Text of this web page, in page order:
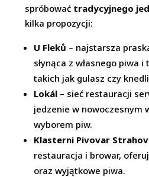
spróbować tradycyjnego
kilka propozycji:
U Fleků – najstarsza
słynąca z własnego piwa
takich jak gulasz czy
Lokál – sieć restauracji
jedzenie w nowoczesnym
wyborem piw.
Klasterni Pivovar Strahov
restauracja i browar,
oraz wyjątkowe piwa.